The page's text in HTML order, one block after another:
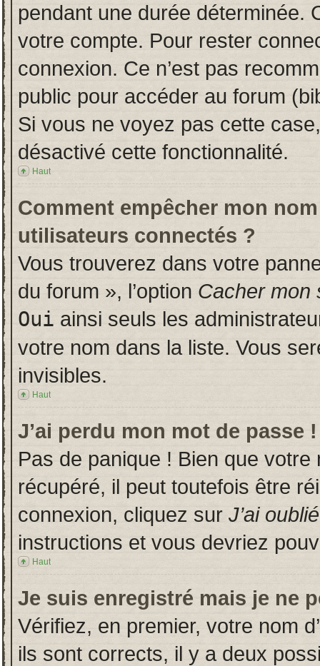
pendant une durée déterminée.
votre compte. Pour rester
connexion. Ce n’est pas
public pour accéder au forum
Si vous ne voyez pas cette
désactivé cette fonctionnalité.
Haut
Comment empêcher mon
utilisateurs connectés ?
Vous trouverez dans votre
du forum », l’option Cacher mon
Oui ainsi seuls les
votre nom dans la liste. Vous
invisibles.
Haut
J’ai perdu mon mot de passe !
Pas de panique ! Bien que
récupéré, il peut toutefois être
connexion, cliquez sur J’ai
instructions et vous devriez
Haut
Je suis enregistré mais je ne
Vérifiez, en premier, votre nom
ils sont corrects, il y a deux